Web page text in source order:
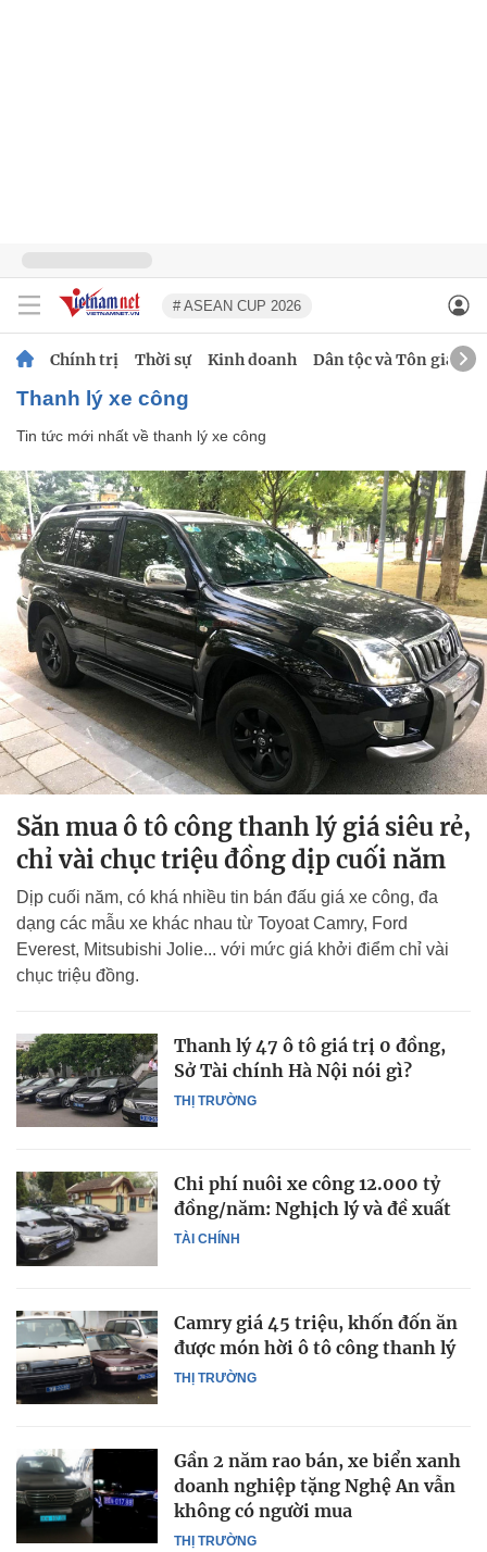
# ASEAN CUP 2026
Chính trị Thời sự Kinh doanh Dân tộc và Tôn giáo
thanh lý xe công
Tin tức mới nhất về thanh lý xe công
Săn mua ô tô công thanh lý giá siêu rẻ,
chỉ vài chục triệu đồng dịp cuối năm
Dịp cuối năm, có khá nhiều tin bán đấu giá xe công, đa
dạng các mẫu xe khác nhau từ Toyoat Camry, Ford
Everest, Mitsubishi Jolie... với mức giá khởi điểm chỉ vài
chục triệu đồng.
THỊ TRƯỜNG
Thanh lý 47 ô tô giá trị 0 đồng,
Sở Tài chính Hà Nội nói gì?
TÀI CHÍNH
Chi phí nuôi xe công 12.000 tỷ
đồng/năm: Nghịch lý và đề xuất
THỊ TRƯỜNG
Camry giá 45 triệu, khốn đốn ăn
được món hời ô tô công thanh lý
THỊ TRƯỜNG
Gần 2 năm rao bán, xe biển xanh
doanh nghiệp tặng Nghệ An vẫn
không có người mua